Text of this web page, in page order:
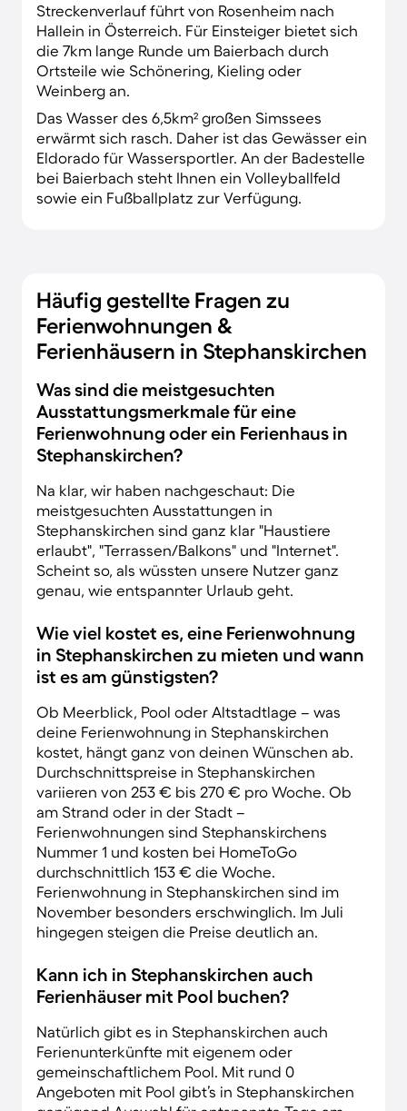
Streckenverlauf führt von Rosenheim nach
Hallein in Österreich. Für Einsteiger bietet sich
die 7km lange Runde um Baierbach durch
Ortsteile wie Schönering, Kieling oder
Weinberg an.
Das Wasser des 6,5km² großen Simssees
erwärmt sich rasch. Daher ist das Gewässer ein
Eldorado für Wassersportler. An der Badestelle
bei Baierbach steht Ihnen ein Volleyballfeld
sowie ein Fußballplatz zur Verfügung.
Häufig gestellte Fragen zu
Ferienwohnungen &
Ferienhäusern in Stephanskirchen
Was sind die meistgesuchten
Ausstattungsmerkmale für eine
Ferienwohnung oder ein Ferienhaus in
Stephanskirchen?
Na klar, wir haben nachgeschaut: Die
meistgesuchten Ausstattungen in
Stephanskirchen sind ganz klar "Haustiere
erlaubt", "Terrassen/Balkons" und "Internet".
Scheint so, als wüssten unsere Nutzer ganz
genau, wie entspannter Urlaub geht.
Wie viel kostet es, eine Ferienwohnung
in Stephanskirchen zu mieten und wann
ist es am günstigsten?
Ob Meerblick, Pool oder Altstadtlage – was
deine Ferienwohnung in Stephanskirchen
kostet, hängt ganz von deinen Wünschen ab.
Durchschnittspreise in Stephanskirchen
variieren von 253 € bis 270 € pro Woche. Ob
am Strand oder in der Stadt –
Ferienwohnungen sind Stephanskirchens
Nummer 1 und kosten bei HomeToGo
durchschnittlich 153 € die Woche.
Ferienwohnung in Stephanskirchen sind im
November besonders erschwinglich. Im Juli
hingegen steigen die Preise deutlich an.
Kann ich in Stephanskirchen auch
Ferienhäuser mit Pool buchen?
Natürlich gibt es in Stephanskirchen auch
Ferienunterkünfte mit eigenem oder
gemeinschaftlichem Pool. Mit rund 0
Angeboten mit Pool gibt’s in Stephanskirchen